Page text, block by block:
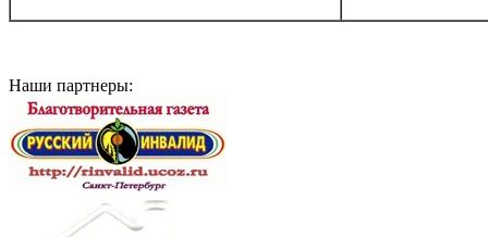
Наши партнеры: